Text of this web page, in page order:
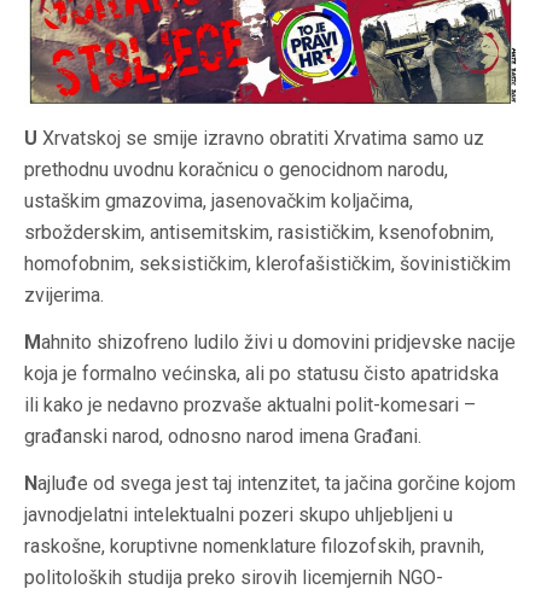
U Xrvatskoj se smije izravno obratiti Xrvatima samo uz
prethodnu uvodnu koračnicu o genocidnom narodu,
ustaškim gmazovima, jasenovačkim koljačima,
srbožderskim, antisemitskim, rasističkim, ksenofobnim,
homofobnim, seksističkim, klerofašističkim, šovinističkim
zvijerima.
Mahnito shizofreno ludilo živi u domovini pridjevske nacije
koja je formalno većinska, ali po statusu čisto apatridska
ili kako je nedavno prozvaše aktualni polit-komesari –
građanski narod, odnosno narod imena Građani.
Najluđe od svega jest taj intenzitet, ta jačina gorčine kojom
javnodjelatni intelektualni pozeri skupo uhljebljeni u
raskošne, koruptivne nomenklature filozofskih, pravnih,
politoloških studija preko sirovih licemjernih NGO-